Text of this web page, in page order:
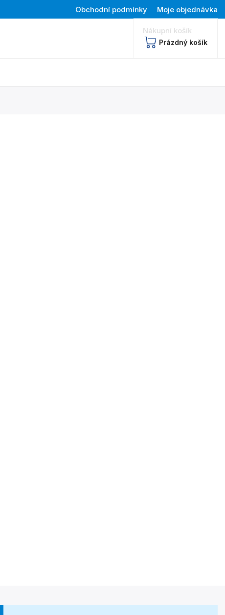
Obchodní podmínky Moje objednávka
Nákupní košík
Prázdný košík